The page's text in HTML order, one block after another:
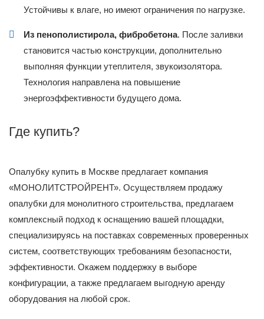
Устойчивы к влаге, но имеют ограничения по нагрузке.
Из пенополистирола, фибробетона. После заливки
становится частью конструкции, дополнительно
выполняя функции утеплителя, звукоизолятора.
Технология направлена на повышение
энергоэффективности будущего дома.
Где купить?
Опалубку купить в Москве предлагает компания
«МОНОЛИТСТРОЙРЕНТ». Осуществляем продажу
опалубки для монолитного строительства, предлагаем
комплексный подход к оснащению вашей площадки,
специализируясь на поставках современных проверенных
систем, соответствующих требованиям безопасности,
эффективности. Окажем поддержку в выборе
конфигурации, а также предлагаем выгодную аренду
оборудования на любой срок.